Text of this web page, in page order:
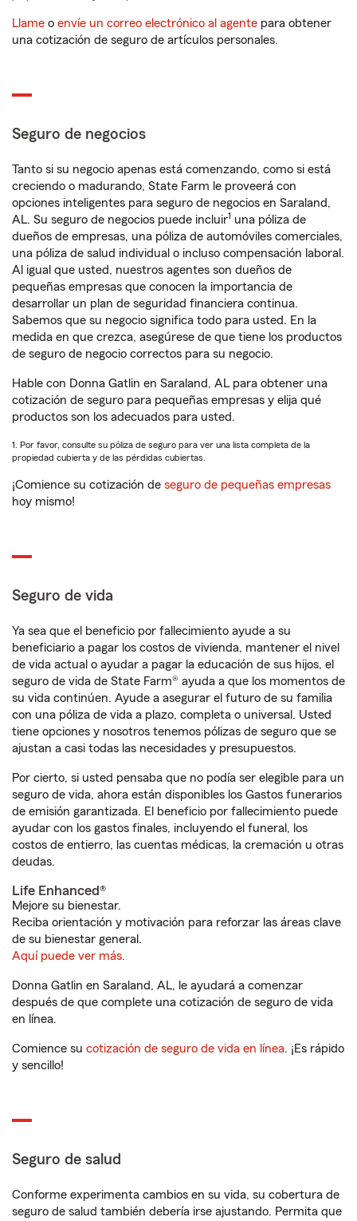
Llame o envíe un correo electrónico al agente para obtener
una cotización de seguro de artículos personales.
Seguro de negocios
Tanto si su negocio apenas está comenzando, como si está
creciendo o madurando, State Farm le proveerá con
opciones inteligentes para seguro de negocios en Saraland,
AL. Su seguro de negocios puede incluir1 una póliza de
dueños de empresas, una póliza de automóviles comerciales,
una póliza de salud individual o incluso compensación laboral.
Al igual que usted, nuestros agentes son dueños de
pequeñas empresas que conocen la importancia de
desarrollar un plan de seguridad financiera continua.
Sabemos que su negocio significa todo para usted. En la
medida en que crezca, asegúrese de que tiene los productos
de seguro de negocio correctos para su negocio.
Hable con Donna Gatlin en Saraland, AL para obtener una
cotización de seguro para pequeñas empresas y elija qué
productos son los adecuados para usted.
1. Por favor, consulte su póliza de seguro para ver una lista completa de la
propiedad cubierta y de las pérdidas cubiertas.
¡Comience su cotización de seguro de pequeñas empresas
hoy mismo!
Seguro de vida
Ya sea que el beneficio por fallecimiento ayude a su
beneficiario a pagar los costos de vivienda, mantener el nivel
de vida actual o ayudar a pagar la educación de sus hijos, el
seguro de vida de State Farm® ayuda a que los momentos de
su vida continúen. Ayude a asegurar el futuro de su familia
con una póliza de vida a plazo, completa o universal. Usted
tiene opciones y nosotros tenemos pólizas de seguro que se
ajustan a casi todas las necesidades y presupuestos.
Por cierto, si usted pensaba que no podía ser elegible para un
seguro de vida, ahora están disponibles los Gastos funerarios
de emisión garantizada. El beneficio por fallecimiento puede
ayudar con los gastos finales, incluyendo el funeral, los
costos de entierro, las cuentas médicas, la cremación u otras
deudas.
Life Enhanced®
Mejore su bienestar.
Reciba orientación y motivación para reforzar las áreas clave
de su bienestar general.
Aquí puede ver más.
Donna Gatlin en Saraland, AL, le ayudará a comenzar
después de que complete una cotización de seguro de vida
en línea.
Comience su cotización de seguro de vida en línea. ¡Es rápido
y sencillo!
Seguro de salud
Conforme experimenta cambios en su vida, su cobertura de
seguro de salud también debería irse ajustando. Permita que